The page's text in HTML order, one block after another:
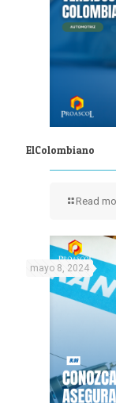
ElColombiano
Read
mayo 8, 2024